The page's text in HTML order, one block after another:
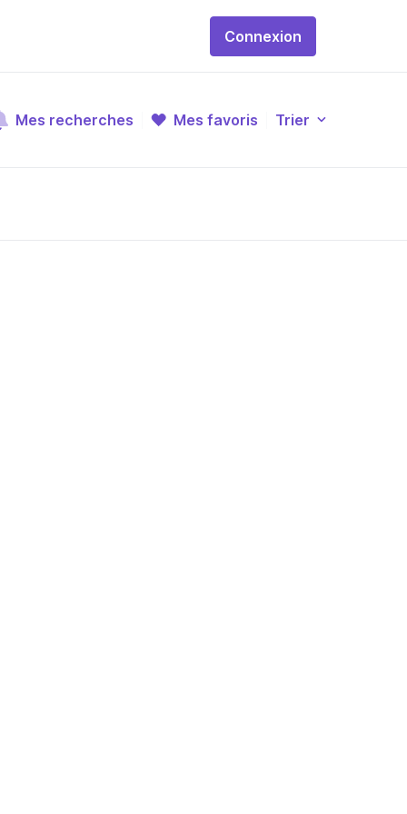
Connexion
Mes recherches Mes favoris Trier